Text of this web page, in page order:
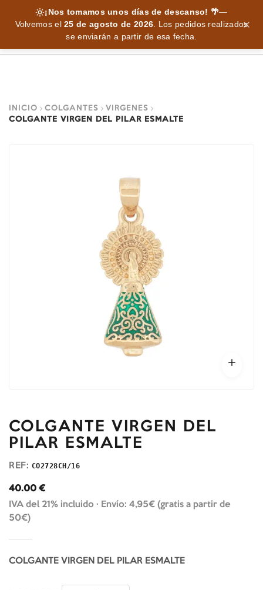
¡Nos tomamos unos días de descanso! 🌴—
Volvemos el25 de agosto de 2026. Los pedidos realizados
se enviarán a partir de esa fecha.
INICIO COLGANTES
VIRGENES
COLGANTE VIRGEN DEL PILAR ESMALTE
COLGANTE VIRGEN DEL
PILAR ESMALTE
REF: CO2728CH/16
40.00 €
IVA del 21% incluido · Envío: 4,95€ (gratis a partir de
50€)
COLGANTE VIRGEN DEL PILAR ESMALTE